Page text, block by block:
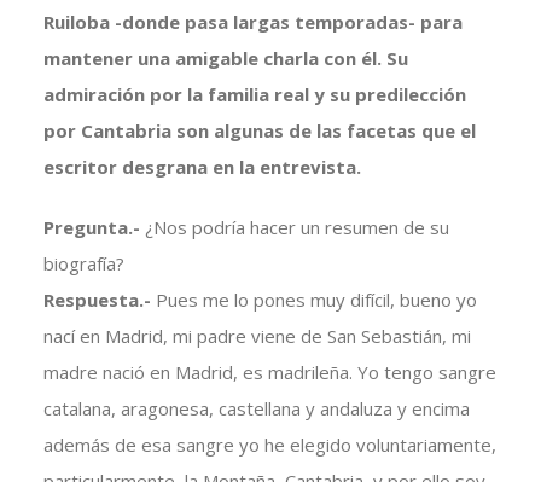
Ruiloba -donde pasa largas temporadas- para
mantener una amigable charla con él. Su
admiración por la familia real y su predilección
por Cantabria son algunas de las facetas que el
escritor desgrana en la entrevista.
Pregunta.- ¿Nos podría hacer un resumen de su
biografía?
Respuesta.- Pues me lo pones muy difícil, bueno yo
nací en Madrid, mi padre viene de San Sebastián, mi
madre nació en Madrid, es madrileña. Yo tengo sangre
catalana, aragonesa, castellana y andaluza y encima
además de esa sangre yo he elegido voluntariamente,